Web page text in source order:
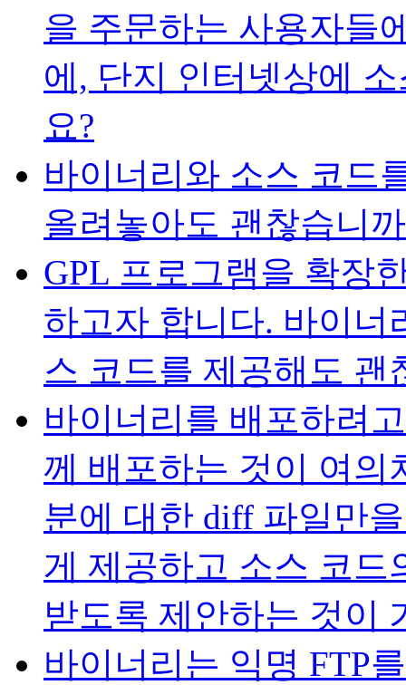
을 주문하는 사용자들
에, 단지 인터넷상에
요?
바이너리와 소스 코드
올려놓아도 괜찮습니
GPL 프로그램을 확장
하고자 합니다. 바이너
스 코드를 제공해도 괜
바이너리를 배포하려
께 배포하는 것이 여의
분에 대한 diff 파일만
게 제공하고 소스 코드
받도록 제안하는 것이
바이너리는 익명 FTP